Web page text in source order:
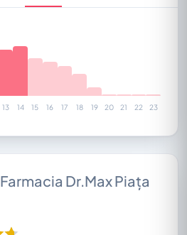
13 14 15 16 17 18 19 20 21 22 23
Farmacia Dr.Max Piața